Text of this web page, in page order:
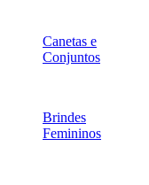
Canetas e
Conjuntos
Brindes
Femininos